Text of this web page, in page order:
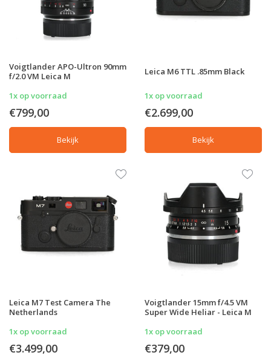
Voigtlander APO-Ultron 90mm
f/2.0 VM Leica M
1x op voorraad
€799,00
Bekijk
Leica M6 TTL .85mm Black
1x op voorraad
€2.699,00
Bekijk
Leica M7 Test Camera The
Netherlands
1x op voorraad
€3.499,00
Voigtlander 15mm f/4.5 VM
Super Wide Heliar - Leica M
1x op voorraad
€379,00